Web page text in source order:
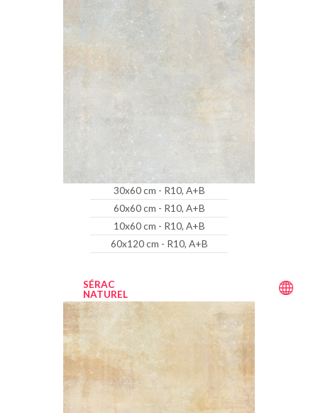
30x60 cm - R10, A+B
60x60 cm - R10, A+B
10x60 cm - R10, A+B
60x120 cm - R10, A+B
SÉRAC
NATUREL